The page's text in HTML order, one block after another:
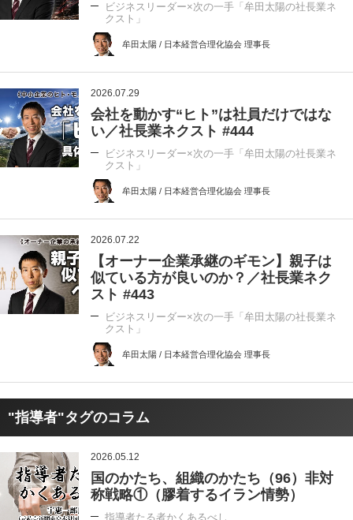
ビジネスリーダー×次の一手「牟田太陽の社長業ネ
クスト」
牟田太陽 / 日本経営合理化協会 理事長
2026.07.29
会社を動かす“ヒト”は社員だけではな
い／社長業ネクスト #444
ビジネスリーダー×次の一手「牟田太陽の社長業ネ
クスト」
牟田太陽 / 日本経営合理化協会 理事長
2026.07.22
【オーナー企業承継のギモン】親子は
似ている方が良いのか？／社長業ネク
スト #443
ビジネスリーダー×次の一手「牟田太陽の社長業ネ
クスト」
牟田太陽 / 日本経営合理化協会 理事長
"指導者"タグのコラム
2026.05.12
国のかたち、組織のかたち（96）非対
称戦略①（膠着するイラン情勢）
指導者たる者かくあるべし